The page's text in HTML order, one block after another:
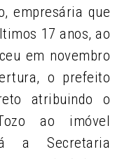
empresária que
17 anos, ao
em novembro
o prefeito
atribuindo o
ao imóvel
a Secretaria